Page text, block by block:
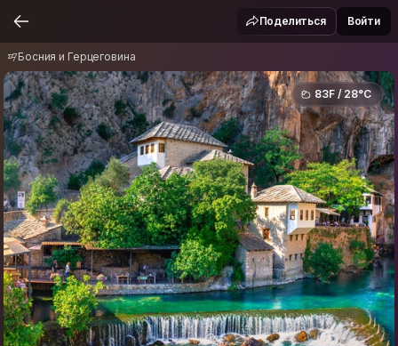
Поделиться Войти
Босния и Герцеговина
83F / 28°C